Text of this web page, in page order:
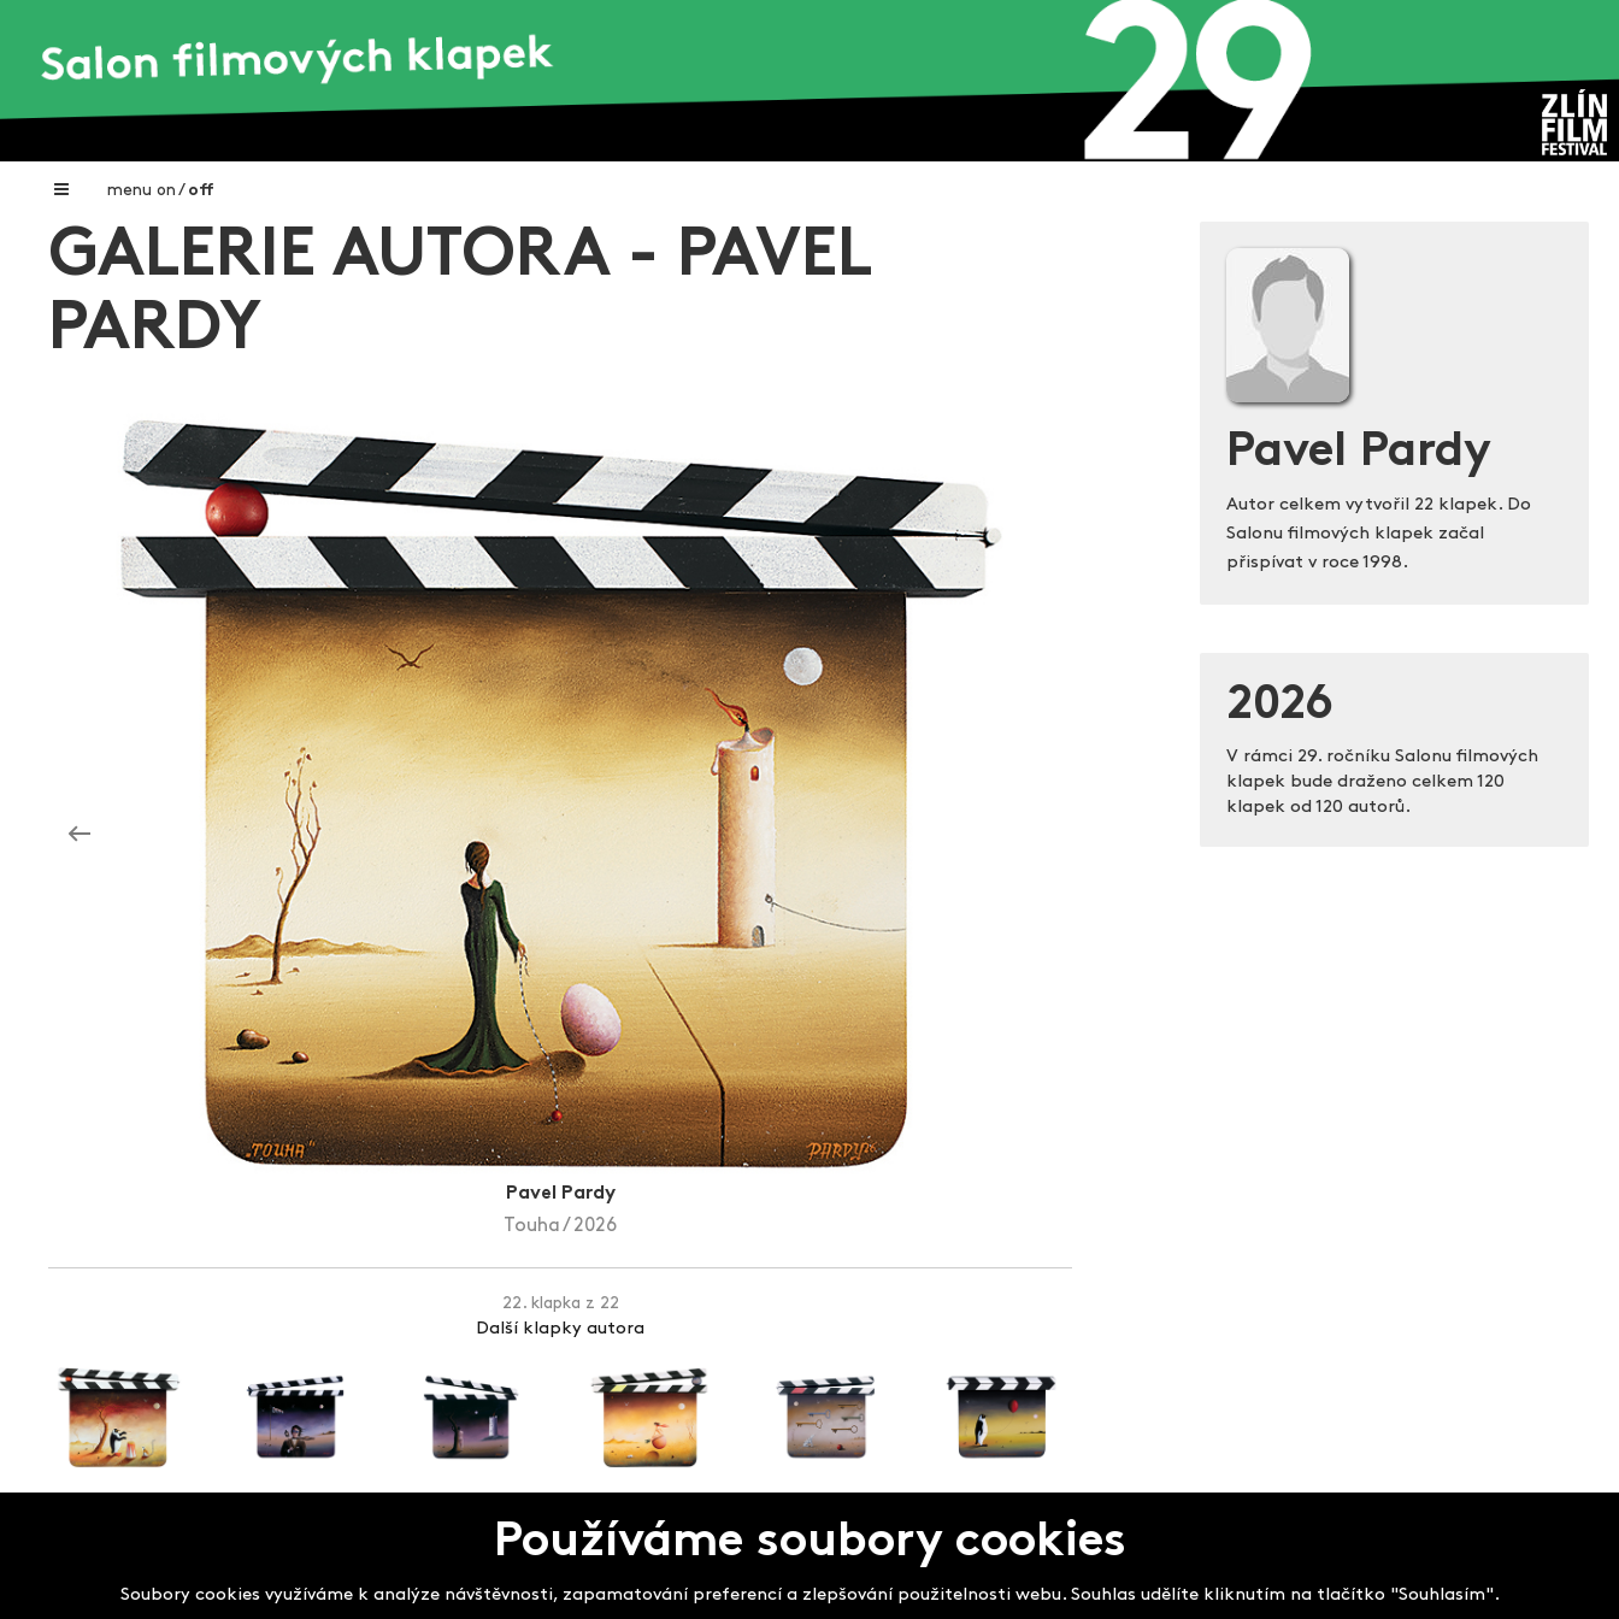
menu on / off
Home
Galerie filmových klapek
O projektu
Aktuální výstavy
Aukce filmových klapek
Zlín Film Festival
GALERIE AUTORA - PAVEL
PARDY
Pavel Pardy
Touha / 2026
22. klapka z 22
Další klapky autora
Pavel Pardy
Autor celkem vytvořil 22 klapek. Do
Salonu filmových klapek začal
přispívat v roce 1998.
2026
V rámci 29. ročníku Salonu filmových
klapek bude draženo celkem 120
klapek od 120 autorů.
Salon filmových klapekPoužíváme soubory cookies
Soubory cookies využíváme k analýze návštěvnosti, zapamatování preferencí a zlepšování použitelnosti webu. Souhlas udělíte kliknutím na tlačítko "Souhlasím".